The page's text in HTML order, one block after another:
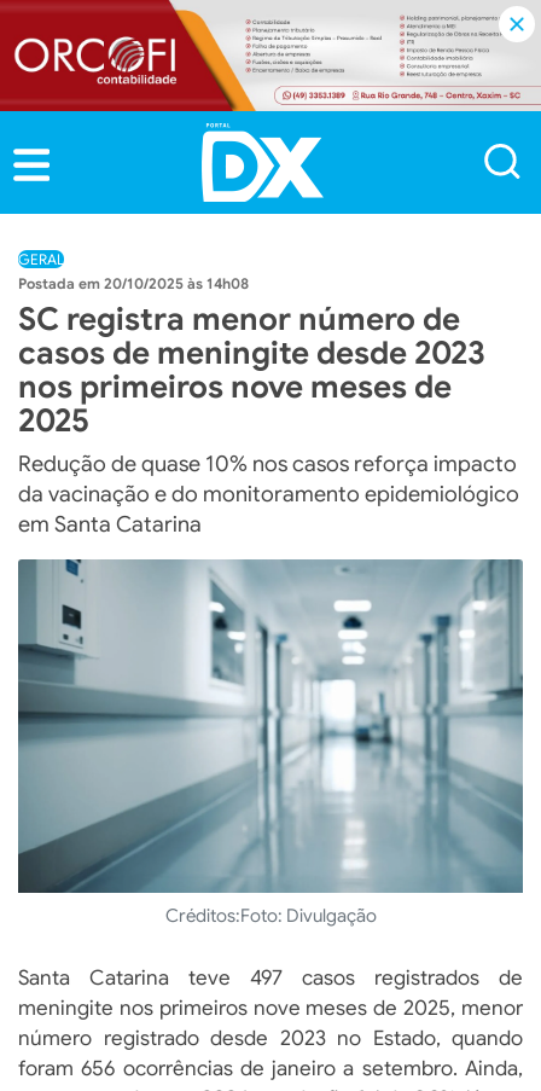
GERAL
20/10/2025 às 14h08
SC registra menor número de
casos de meningite desde 2023
nos primeiros nove meses de
2025
Redução de quase 10% nos casos reforça impacto
da vacinação e do monitoramento epidemiológico
em Santa Catarina
Créditos:Foto: Divulgação
Santa Catarina teve 497 casos registrados de
meningite nos primeiros nove meses de 2025, menor
número registrado desde 2023 no Estado, quando
foram 656 ocorrências de janeiro a setembro. Ainda,